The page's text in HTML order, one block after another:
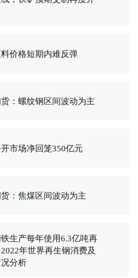
价格短期内难反弹
：螺纹钢区间波动为主
市场净回笼350亿元
：焦煤区间波动为主
生产每年使用6.3亿吨再
年世界再生钢消费及
分析